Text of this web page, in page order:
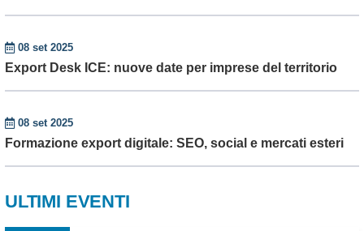
08 set 2025
Export Desk ICE: nuove date per imprese del territorio
08 set 2025
Formazione export digitale: SEO, social e mercati esteri
ULTIMI EVENTI